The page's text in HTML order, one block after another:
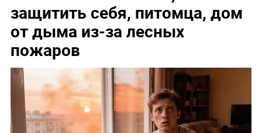
защитить себя, питомца, дом
от дыма из-за лесных
пожаров